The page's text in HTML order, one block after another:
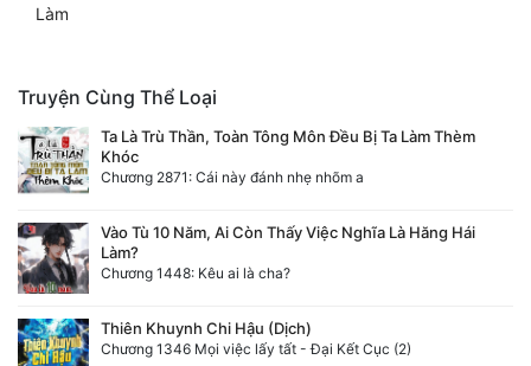
Làm
Truyện Cùng Thể Loại
Ta Là Trù Thần, Toàn Tông Môn Đều Bị Ta Làm Thèm
Khóc
Chương 2871: Cái này đánh nhẹ nhõm a
Vào Tù 10 Năm, Ai Còn Thấy Việc Nghĩa Là Hăng Hái
Làm?
Chương 1448: Kêu ai là cha?
Thiên Khuynh Chi Hậu (Dịch)
Chương 1346 Mọi việc lấy tất - Đại Kết Cục (2)